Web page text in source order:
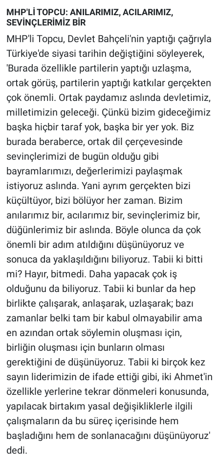
MHP'Lİ TOPCU: ANILARIMIZ, ACILARIMIZ,
SEVİNÇLERİMİZ BİR
MHP'li Topcu, Devlet Bahçeli'nin yaptığı çağrıyla
Türkiye'de siyasi tarihin değiştiğini söyleyerek,
'Burada özellikle partilerin yaptığı uzlaşma,
ortak görüş, partilerin yaptığı katkılar gerçekten
çok önemli. Ortak paydamız aslında devletimiz,
milletimizin geleceği. Çünkü bizim gideceğimiz
başka hiçbir taraf yok, başka bir yer yok. Biz
burada beraberce, ortak dil çerçevesinde
sevinçlerimizi de bugün olduğu gibi
bayramlarımızı, değerlerimizi paylaşmak
istiyoruz aslında. Yani ayrım gerçekten bizi
küçültüyor, bizi bölüyor her zaman. Bizim
anılarımız bir, acılarımız bir, sevinçlerimiz bir,
düğünlerimiz bir aslında. Böyle olunca da çok
önemli bir adım atıldığını düşünüyoruz ve
sonuca da yaklaşıldığını biliyoruz. Tabii ki bitti
mi? Hayır, bitmedi. Daha yapacak çok iş
olduğunu da biliyoruz. Tabii ki bunlar da hep
birlikte çalışarak, anlaşarak, uzlaşarak; bazı
zamanlar belki tam bir kabul olmayabilir ama
en azından ortak söylemin oluşması için,
birliğin oluşması için bunların olması
gerektiğini de düşünüyoruz. Tabii ki birçok kez
sayın liderimizin de ifade ettiği gibi, iki Ahmet'in
özellikle yerlerine tekrar dönmeleri konusunda,
yapılacak birtakım yasal değişikliklerle ilgili
çalışmaların da bu süreç içerisinde hem
başladığını hem de sonlanacağını düşünüyoruz'
dedi.